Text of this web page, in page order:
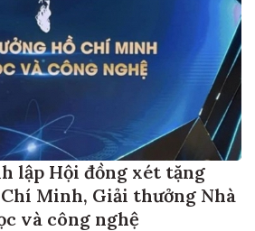
lập Hội đồng xét tặng
Minh, Giải thưởng Nhà
và công nghệ